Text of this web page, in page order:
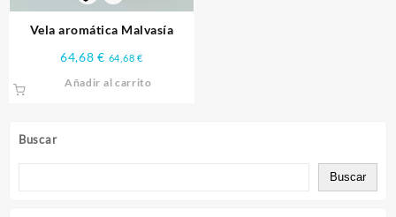
Buscar
Buscar
Vela aromática Malvasía
64,68€ 64,68 €
Añadir al carrito